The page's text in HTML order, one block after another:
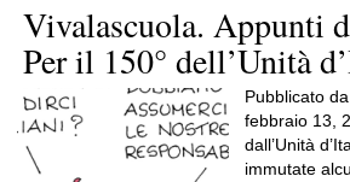
Vivalascuola. Appunti
Per il 150° dell’Unità
Pubblicato
febbraio 13,
dall’Unità
immutate